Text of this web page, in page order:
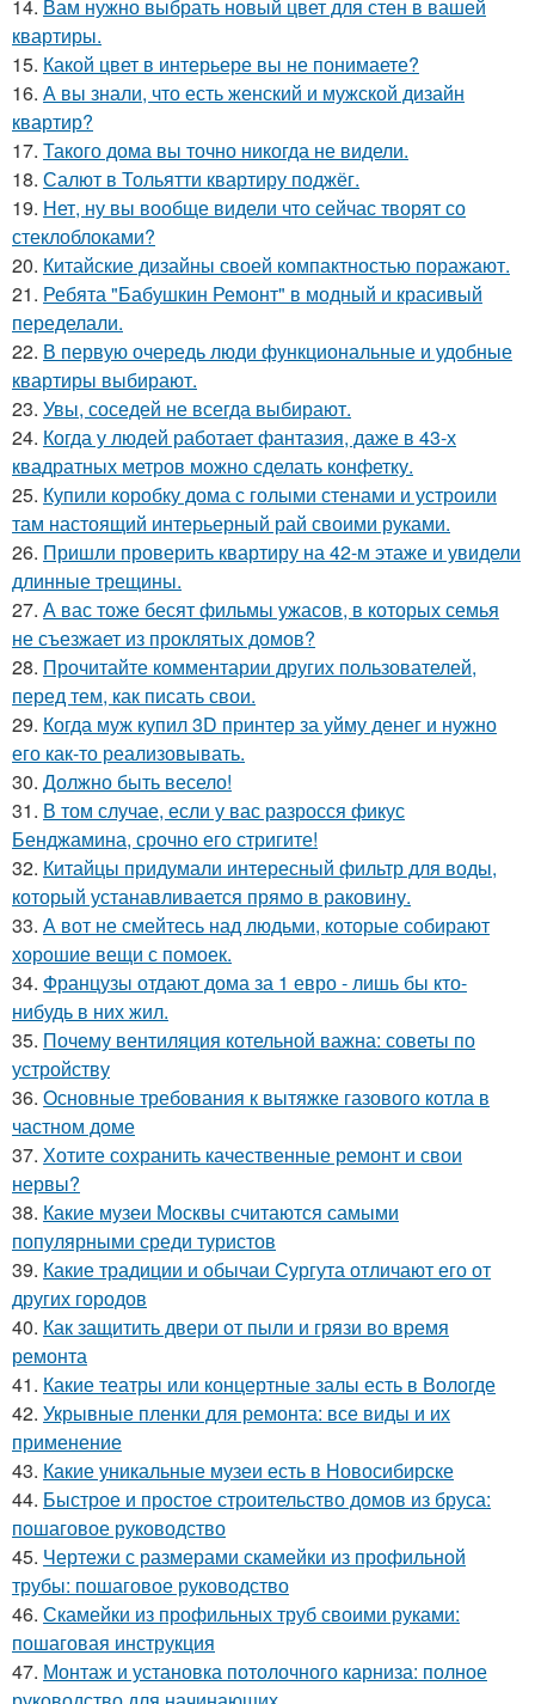
14. Вам нужно выбрать новый цвет для стен в вашей
квартиры.
15. Какой цвет в интерьере вы не понимаете?
16. А вы знали, что есть женский и мужской дизайн
квартир?
17. Такого дома вы точно никогда не видели.
18. Салют в Тольятти квартиру поджёг.
19. Нет, ну вы вообще видели что сейчас творят со
стеклоблоками?
20. Китайские дизайны своей компактностью поражают.
21. Ребята "Бабушкин Ремонт" в модный и красивый
переделали.
22. В первую очередь люди функциональные и удобные
квартиры выбирают.
23. Увы, соседей не всегда выбирают.
24. Когда у людей работает фантазия, даже в 43-х
квадратных метров можно сделать конфетку.
25. Купили коробку дома с голыми стенами и устроили
там настоящий интерьерный рай своими руками.
26. Пришли проверить квартиру на 42-м этаже и увидели
длинные трещины.
27. А вас тоже бесят фильмы ужасов, в которых семья
не съезжает из проклятых домов?
28. Прочитайте комментарии других пользователей,
перед тем, как писать свои.
29. Когда муж купил 3D принтер за уйму денег и нужно
его как-то реализовывать.
30. Должно быть весело!
31. В том случае, если у вас разросся фикус
Бенджамина, срочно его стригите!
32. Китайцы придумали интересный фильтр для воды,
который устанавливается прямо в раковину.
33. А вот не смейтесь над людьми, которые собирают
хорошие вещи с помоек.
34. Французы отдают дома за 1 евро - лишь бы кто-
нибудь в них жил.
35. Почему вентиляция котельной важна: советы по
устройству
36. Основные требования к вытяжке газового котла в
частном доме
37. Хотите сохранить качественные ремонт и свои
нервы?
38. Какие музеи Москвы считаются самыми
популярными среди туристов
39. Какие традиции и обычаи Сургута отличают его от
других городов
40. Как защитить двери от пыли и грязи во время
ремонта
41. Какие театры или концертные залы есть в Вологде
42. Укрывные пленки для ремонта: все виды и их
применение
43. Какие уникальные музеи есть в Новосибирске
44. Быстрое и простое строительство домов из бруса:
пошаговое руководство
45. Чертежи с размерами скамейки из профильной
трубы: пошаговое руководство
46. Скамейки из профильных труб своими руками:
пошаговая инструкция
47. Монтаж и установка потолочного карниза: полное